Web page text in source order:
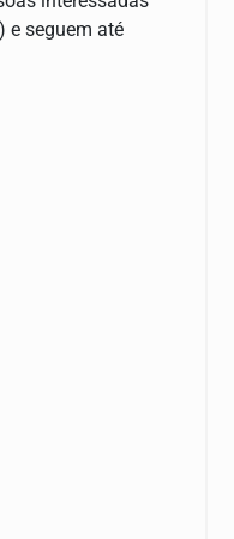
e seguem até